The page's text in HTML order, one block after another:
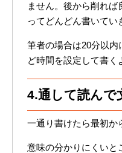
ません。後から削れば
ってどんどん書いてい
筆者の場合は20分以
ど時間を設定して書く
4.通して読んで
一通り書けたら最初か
意味の分かりにくいと